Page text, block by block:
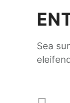
Sea